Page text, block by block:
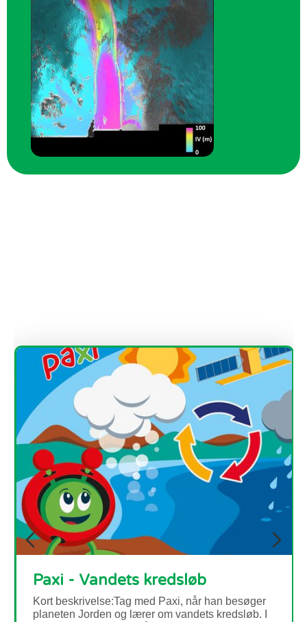
Biodiversitet og tab af
levesteder